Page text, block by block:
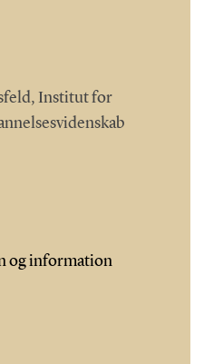
Institut for
og information